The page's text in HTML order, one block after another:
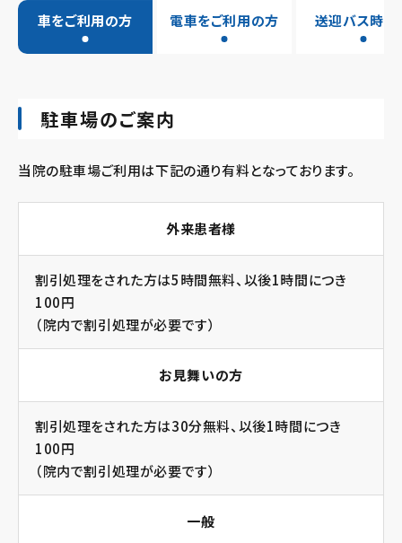
車をご利用の方 電車をご利用の方 送迎バス時刻
駐車場のご案内
当院の駐車場ご利用は下記の通り有料となっております。
外来患者様
割引処理をされた方は5時間無料、以後1時間につき
100円
（院内で割引処理が必要です）
お見舞いの方
割引処理をされた方は30分無料、以後1時間につき
100円
（院内で割引処理が必要です）
一般